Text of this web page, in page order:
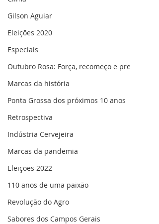
Gilson Aguiar
Eleições 2020
Especiais
Outubro Rosa: Força, recomeço e pre
Marcas da história
Ponta Grossa dos próximos 10 anos
Retrospectiva
Indústria Cervejeira
Marcas da pandemia
Eleições 2022
110 anos de uma paixão
Revolução do Agro
Sabores dos Campos Gerais